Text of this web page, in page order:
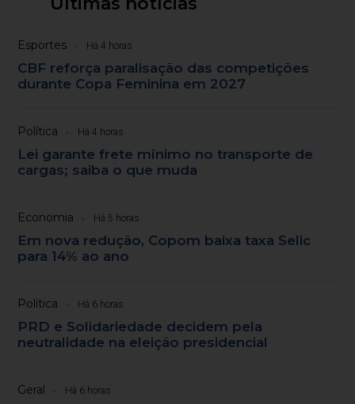
Esportes Há 4 horas
CBF reforça paralisação das competições
durante Copa Feminina em 2027
Política Há 4 horas
Lei garante frete mínimo no transporte de
cargas; saiba o que muda
Economia Há 5 horas
Em nova redução, Copom baixa taxa Selic
para 14% ao ano
Política Há 6 horas
PRD e Solidariedade decidem pela
neutralidade na eleição presidencial
Geral Há 6 horas